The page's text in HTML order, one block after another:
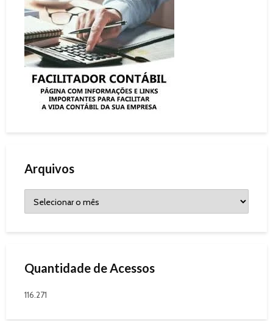
Arquivos
Quantidade de Acessos
116.271